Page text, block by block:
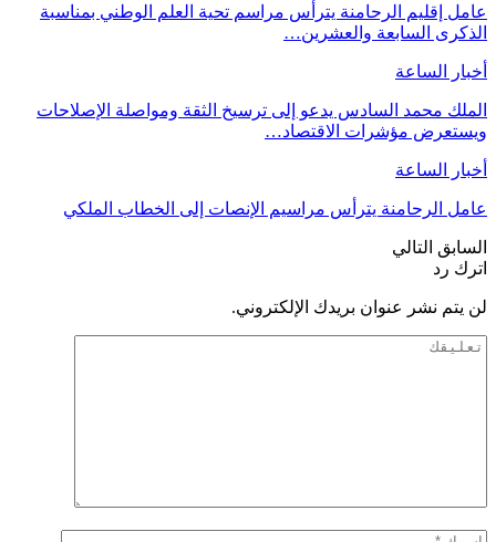
عامل إقليم الرحامنة يترأس مراسم تحية العلم الوطني بمناسبة
الذكرى السابعة والعشرين…
أخبار الساعة
الملك محمد السادس يدعو إلى ترسيخ الثقة ومواصلة الإصلاحات
ويستعرض مؤشرات الاقتصاد…
أخبار الساعة
عامل الرحامنة يترأس مراسيم الإنصات إلى الخطاب الملكي
السابق التالي
اترك رد
لن يتم نشر عنوان بريدك الإلكتروني.